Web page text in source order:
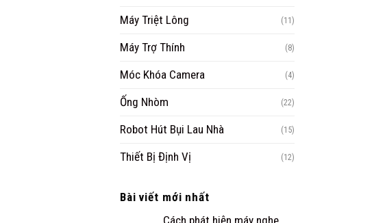
Máy Triệt Lông (11)
Máy Trợ Thính (8)
Móc Khóa Camera (4)
Ống Nhòm (22)
Robot Hút Bụi Lau Nhà (15)
Thiết Bị Định Vị (12)
Bài viết mới nhất
Cách phát hiện máy nghe